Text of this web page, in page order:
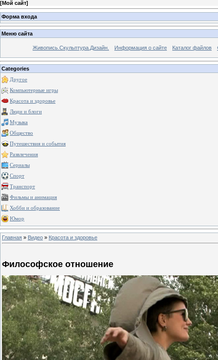
[Мой сайт]
Форма входа
Меню сайта
Живопись.Скульптура.Дизайн. Информация о сайте Каталог файлов
Categories
Другое
Компьютерные игры
Красота и здоровье
Люди и блоги
Музыка
Общество
Путешествия и события
Развлечения
Сериалы
Спорт
Транспорт
Фильмы и анимация
Хобби и образование
Юмор
Главная » Видео » Красота и здоровье
Философское отношение